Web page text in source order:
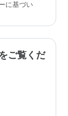
に基づい
ご覧くだ